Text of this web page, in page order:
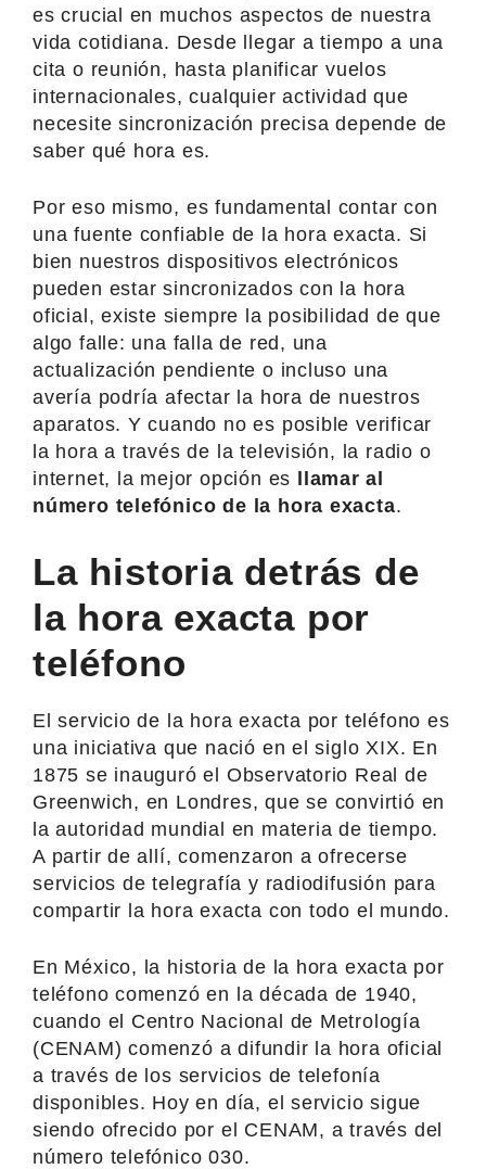
es crucial en muchos aspectos de nuestra
vida cotidiana. Desde llegar a tiempo a una
cita o reunión, hasta planificar vuelos
internacionales, cualquier actividad que
necesite sincronización precisa depende de
saber qué hora es.
Por eso mismo, es fundamental contar con
una fuente confiable de la hora exacta. Si
bien nuestros dispositivos electrónicos
pueden estar sincronizados con la hora
oficial, existe siempre la posibilidad de que
algo falle: una falla de red, una
actualización pendiente o incluso una
avería podría afectar la hora de nuestros
aparatos. Y cuando no es posible verificar
la hora a través de la televisión, la radio o
internet, la mejor opción es llamar al
número telefónico de la hora exacta.
La historia detrás de
la hora exacta por
teléfono
El servicio de la hora exacta por teléfono es
una iniciativa que nació en el siglo XIX. En
1875 se inauguró el Observatorio Real de
Greenwich, en Londres, que se convirtió en
la autoridad mundial en materia de tiempo.
A partir de allí, comenzaron a ofrecerse
servicios de telegrafía y radiodifusión para
compartir la hora exacta con todo el mundo.
En México, la historia de la hora exacta por
teléfono comenzó en la década de 1940,
cuando el Centro Nacional de Metrología
(CENAM) comenzó a difundir la hora oficial
a través de los servicios de telefonía
disponibles. Hoy en día, el servicio sigue
siendo ofrecido por el CENAM, a través del
número telefónico 030.